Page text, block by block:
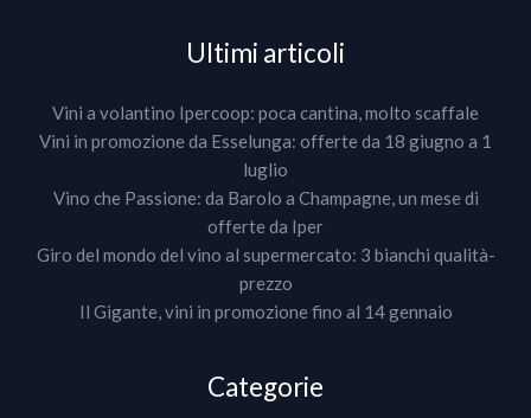
Ultimi articoli
Vini a volantino Ipercoop: poca cantina, molto scaffale
Vini in promozione da Esselunga: offerte da 18 giugno a 1
luglio
Vino che Passione: da Barolo a Champagne, un mese di
offerte da Iper
Giro del mondo del vino al supermercato: 3 bianchi qualità-
prezzo
Il Gigante, vini in promozione fino al 14 gennaio
Categorie